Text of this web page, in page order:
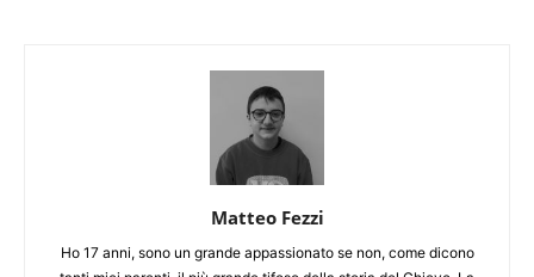
Matteo Fezzi
Ho 17 anni, sono un grande appassionato se non, come dicono